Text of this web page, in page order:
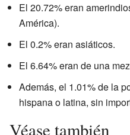
El 20.72% eran
América).
El 0.2% eran asiáticos.
El 6.64% eran de una
Además, el 1.01% de la
hispana o latina, sin
Véase también